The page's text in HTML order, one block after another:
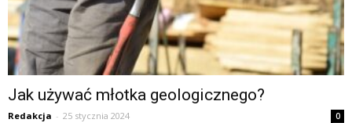
Jak używać młotka geologicznego?
Redakcja - 25 stycznia 2024 0